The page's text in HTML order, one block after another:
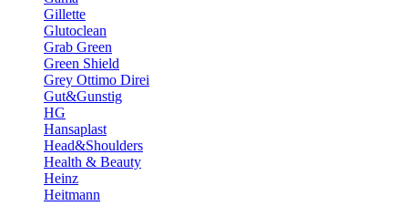
Gillette
Glutoclean
Grab Green
Green Shield
Grey Ottimo Direi
Gut&Gunstig
HG
Hansaplast
Head&Shoulders
Health & Beauty
Heinz
Heitmann